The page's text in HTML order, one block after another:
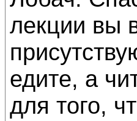
лекции вы
едите, а
для того,